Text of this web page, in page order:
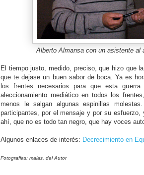
Alberto Almansa con un asistente al
El tiempo justo, medido, preciso, que hizo que
que te dejase un buen sabor de boca. Ya es
los frentes necesarios para que esta
aleccionamiento mediático en todos los
menos le salgan algunas espinillas
participantes, por el mensaje y por su
ahí, que no es todo tan negro, que hay voces
Algunos enlaces de interés: Decrecimiento en
Fotografias: malas, del Autor